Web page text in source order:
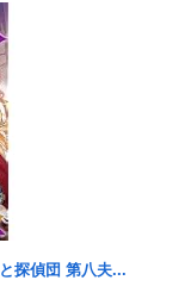
以内に設置した
える「もう無理。普
。」
レーなんて使わない
炎上するｗｗｗｗ
悪の行動だと叩か
躍で海外絶賛！【海
ルパレス加入が正式
さんあって楽しかっ
ックス」導入記
る。当たりやすい状
探偵団 第八夫...